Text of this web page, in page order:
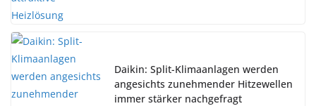
Daikin: Split-Klimaanlagen werden
angesichts zunehmender Hitzewellen
immer stärker nachgefragt